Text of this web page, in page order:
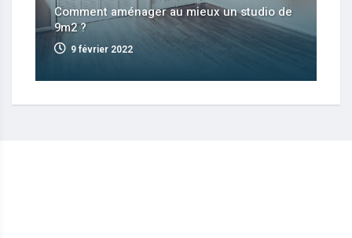
Comment aménager au mieux un studio de
9m2 ?
9 février 2022